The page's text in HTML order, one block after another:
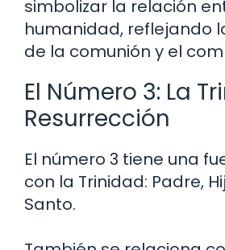
simbolizar la relación
humanidad, reflejando
de la comunión y el
El Número 3: La
Resurrección
El número 3 tiene una
con la Trinidad: Padre,
Santo.